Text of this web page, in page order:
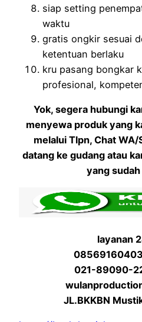
siap setting
waktu
gratis ongkir sesuai
ketentuan berlaku
kru pasang bongkar
profesional,
Yok, segera hubungi
menyewa produk yang
melalui Tlpn, Chat WA/
datang ke gudang atau
yang
layanan
021-89090-
JL.BKKBN